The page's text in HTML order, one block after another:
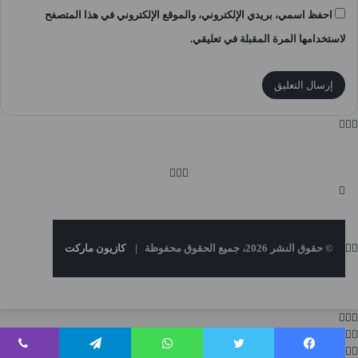
احفظ اسمي، بريدي الإلكتروني، والموقع الإلكتروني في هذا المتصفح
لاستخدامها المرة المقبلة في تعليقي.
© حقوق النشر 2026، جميع الحقوق محفوظة | كازيون ماركت